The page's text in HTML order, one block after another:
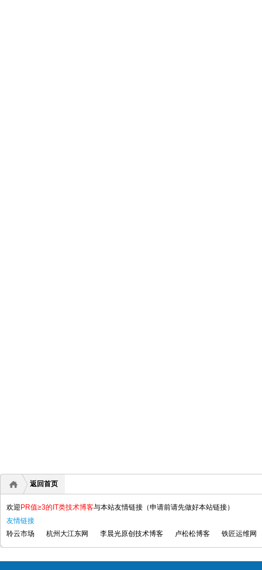
返回首页
欢迎 PR值≥3的IT类技术博客与本站友情链接（申请前请先做好本站链接）
友情链接
聆云市场
杭州大江东网 李晨光原创技术博客 卢松松博客 铁匠运维网